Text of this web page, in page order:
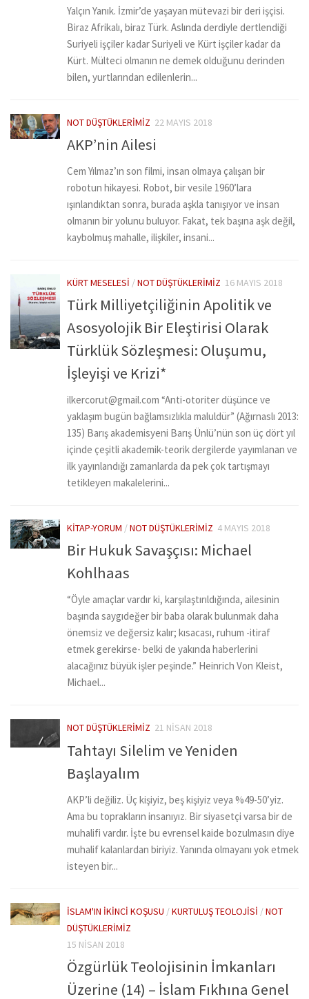
Yalçın Yanık. İzmir’de yaşayan mütevazi bir deri işçisi.
Biraz Afrikalı, biraz Türk. Aslında derdiyle dertlendiği
Suriyeli işçiler kadar Suriyeli ve Kürt işçiler kadar da
Kürt. Mülteci olmanın ne demek olduğunu derinden
bilen, yurtlarından edilenlerin...
NOT DÜŞTÜKLERIMIZ 22 MAYIS 2018
AKP’nin Ailesi
Cem Yılmaz’ın son filmi, insan olmaya çalışan bir
robotun hikayesi. Robot, bir vesile 1960’lara
ışınlandıktan sonra, burada aşkla tanışıyor ve insan
olmanın bir yolunu buluyor. Fakat, tek başına aşk değil,
kaybolmuş mahalle, ilişkiler, insani...
KÜRT MESELESI /NOT DÜŞTÜKLERIMIZ 16 MAYIS 2018
Türk Milliyetçiliğinin Apolitik ve
Asosyolojik Bir Eleştirisi Olarak
Türklük Sözleşmesi: Oluşumu,
İşleyişi ve Krizi*
ilkercorut@gmail.com “Anti-otoriter düşünce ve
yaklaşım bugün bağlamsızlıkla maluldür” (Ağırnaslı 2013:
135) Barış akademisyeni Barış Ünlü’nün son üç dört yıl
içinde çeşitli akademik-teorik dergilerde yayımlanan ve
ilk yayınlandığı zamanlarda da pek çok tartışmayı
tetikleyen makalelerini...
KITAP-YORUM /NOT DÜŞTÜKLERIMIZ 4 MAYIS 2018
Bir Hukuk Savaşçısı: Michael
Kohlhaas
“Öyle amaçlar vardır ki, karşılaştırıldığında, ailesinin
başında saygıdeğer bir baba olarak bulunmak daha
önemsiz ve değersiz kalır; kısacası, ruhum -itiraf
etmek gerekirse- belki de yakında haberlerini
alacağınız büyük işler peşinde.” Heinrich Von Kleist,
Michael...
NOT DÜŞTÜKLERIMIZ 21 NISAN 2018
Tahtayı Silelim ve Yeniden
Başlayalım
AKP’li değiliz. Üç kişiyiz, beş kişiyiz veya %49-50’yiz.
Ama bu toprakların insanıyız. Bir siyasetçi varsa bir de
muhalifi vardır. İşte bu evrensel kaide bozulmasın diye
muhalif kalanlardan biriyiz. Yanında olmayanı yok etmek
isteyen bir...
İSLAM'IN İKINCI KOŞUSU /KURTULUŞ TEOLOJISI /NOT
DÜŞTÜKLERIMIZ
15 NISAN 2018
Özgürlük Teolojisinin İmkanları
Üzerine (14) – İslam Fıkhına Genel